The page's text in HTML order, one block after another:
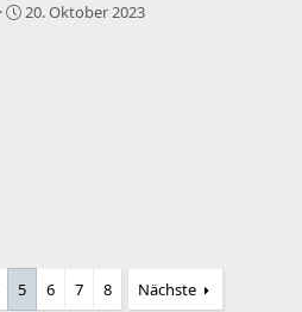
E
20. Oktober 2023
5 6 7 8 Nächste